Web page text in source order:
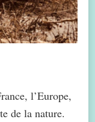
l’Europe,
de la nature.